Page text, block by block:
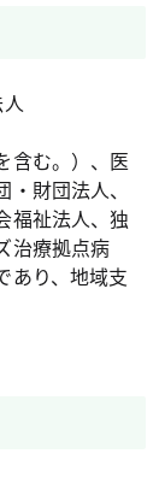
む。）、医
財団法人、
福祉法人、独
治療拠点病
あり、地域支